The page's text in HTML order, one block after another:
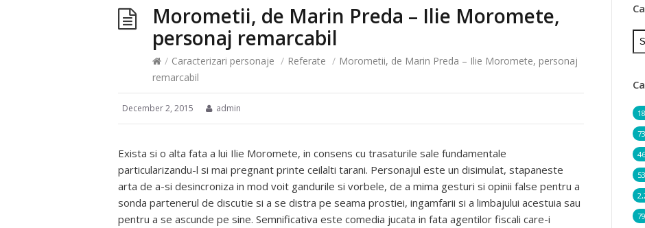
Morometii, de Marin Preda – Ilie Moromete,
personaj remarcabil
/ Caracterizari personaje / Referate / Morometii, de Marin Preda – Ilie Moromete, personaj
remarcabil
December 2, 2015 admin
Exista si o alta fata a lui Ilie Moromete, in consens cu trasaturile sale fundamentale
particularizandu-l si mai pregnant printe ceilalti tarani. Personajul este un disimulat, stapaneste
arta de a-si desincroniza in mod voit gandurile si vorbele, de a mima gesturi si opinii false pentru a
sonda partenerul de discutie si a se distra pe seama prostiei, ingamfarii si a limbajului acestuia sau
pentru a se ascunde pe sine. Semnificativa este comedia jucata in fata agentilor fiscali care-i
79